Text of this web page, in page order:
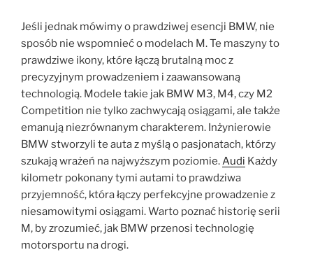
Jeśli jednak mówimy o prawdziwej esencji BMW, nie
sposób nie wspomnieć o modelach M. Te maszyny to
prawdziwe ikony, które łączą brutalną moc z
precyzyjnym prowadzeniem i zaawansowaną
technologią. Modele takie jak BMW M3, M4, czy M2
Competition nie tylko zachwycają osiągami, ale także
emanują niezrównanym charakterem. Inżynierowie
BMW stworzyli te auta z myślą o pasjonatach, którzy
szukają wrażeń na najwyższym poziomie. Audi Każdy
kilometr pokonany tymi autami to prawdziwa
przyjemność, która łączy perfekcyjne prowadzenie z
niesamowitymi osiągami. Warto poznać historię serii
M, by zrozumieć, jak BMW przenosi technologię
motorsportu na drogi.